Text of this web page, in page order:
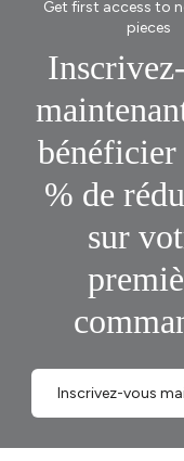
Get first access to
pieces
bénéficier
% de
sur
Inscrivez-vous